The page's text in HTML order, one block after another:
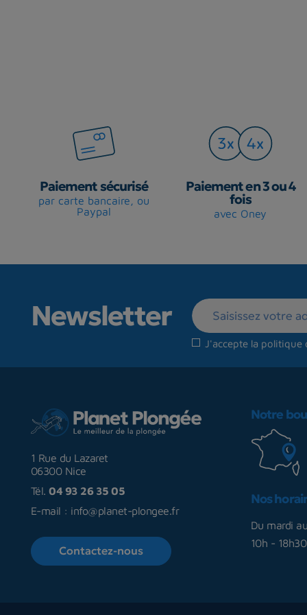
Paiement sécurisé
par carte bancaire, ou
Paypal
Paiement en 3 ou 4
fois
avec Oney
Newsletter
J'accepte la politique
1 Rue du Lazaret
06300 Nice
Tél. 04 93 26 35 05
E-mail : info@planet-plongee.fr
Contactez-nous
Notre
Nos
Du mardi
10h - 18h30